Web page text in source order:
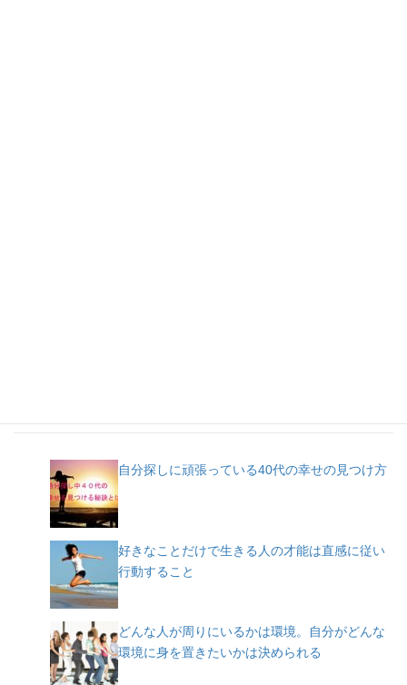
自分探しに頑張っている40代の幸せの見つけ方
好きなことだけで生きる人の才能は直感に従い
行動すること
どんな人が周りにいるかは環境。自分がどんな
環境に身を置きたいかは決められる